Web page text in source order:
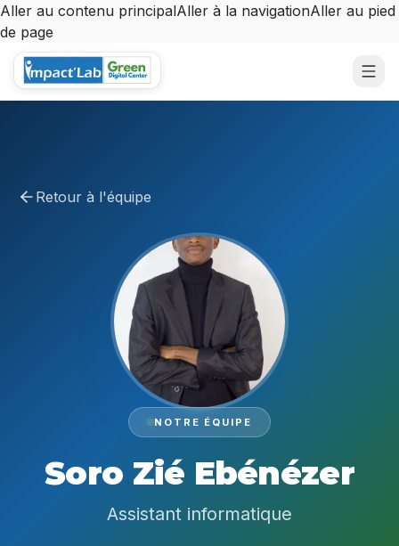
Aller au contenu principalAller à la navigationAller au pied
de page
Aller au contenu principal
Retour à l'équipe
NOTRE ÉQUIPE
Soro Zié Ebénézer
Assistant informatique